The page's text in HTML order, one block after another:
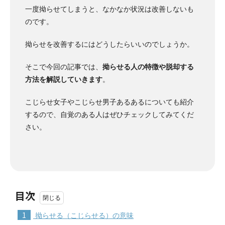
一度拗らせてしまうと、なかなか状況は改善しないも
のです。
拗らせを改善するにはどうしたらいいのでしょうか。
そこで今回の記事では、 拗らせる人の特徴や脱却する
方法を解説していきます。
こじらせ女子やこじらせ男子あるあるについても紹介
するので、自覚のある人はぜひチェックしてみてくだ
さい。
目次
1 拗らせる（こじらせる）の意味